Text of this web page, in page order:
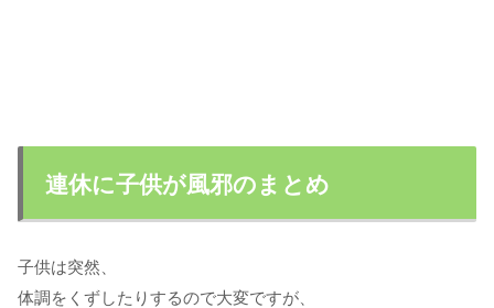
連休に子供が風邪のまとめ
子供は突然、
体調をくずしたりするので大変ですが、